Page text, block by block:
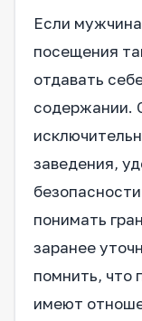
Если
посещения
отдавать
содержании.
заведения,
понимать
заранее
помнить, что
имеют